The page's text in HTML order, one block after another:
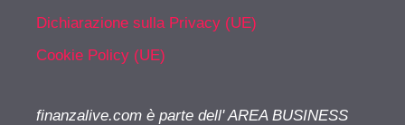
Dichiarazione sulla Privacy (UE)
Cookie Policy (UE)
finanzalive.com è parte dell' AREA BUSINESS